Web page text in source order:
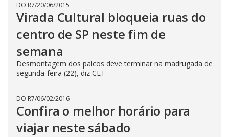
DO R7/20/06/2015
Virada Cultural bloqueia ruas do
centro de SP neste fim de
semana
Desmontagem dos palcos deve terminar na madrugada de
segunda-feira (22), diz CET
DO R7/06/02/2016
Confira o melhor horário para
viajar neste sábado